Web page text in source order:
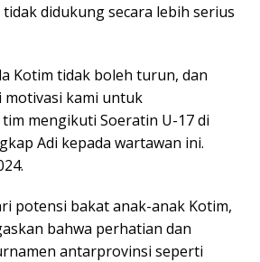
didukung secara lebih serius
Kotim tidak boleh turun, dan
motivasi kami untuk
mengikuti Soeratin U-17 di
Adi kepada wartawan ini.
potensi bakat anak-anak Kotim,
bahwa perhatian dan
antarprovinsi seperti